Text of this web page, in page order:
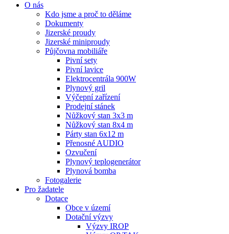
O nás
Kdo jsme a proč to děláme
Dokumenty
Jizerské proudy
Jizerské miniproudy
Půjčovna mobiliáře
Pivní sety
Pivní lavice
Elektrocentrála 900W
Plynový gril
Výčepní zařízení
Prodejní stánek
Nůžkový stan 3x3 m
Nůžkový stan 8x4 m
Párty stan 6x12 m
Přenosné AUDIO
Ozvučení
Plynový teplogenerátor
Plynová bomba
Fotogalerie
Pro žadatele
Dotace
Obce v území
Dotační výzvy
Výzvy IROP